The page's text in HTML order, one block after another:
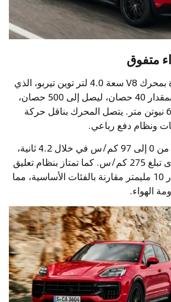
متفوق
تأتي كايين GTS الجديدة بمحرك V8 سعة 4.0 لتر توين تيربو، الذي
تم تحديثه لزيادة القوة بمقدار 40 حصان، ليصل إلى 500 حصان،
مع عزم دوران يبلغ 660 نيوتن متر. يتصل المحرك بناقل حركة
يمكن للسيارة التسارع من 0 إلى 97 كم/س في خلال 4.2 ثانية،
وتصل إلى سرعة قصوى تبلغ 275 كم/س. كما تمتاز بنظام تعليق
متطور تم خفضه بمقدار 10 مليمتر مقارنة بالفئات الأساسية، مما
الهواء.